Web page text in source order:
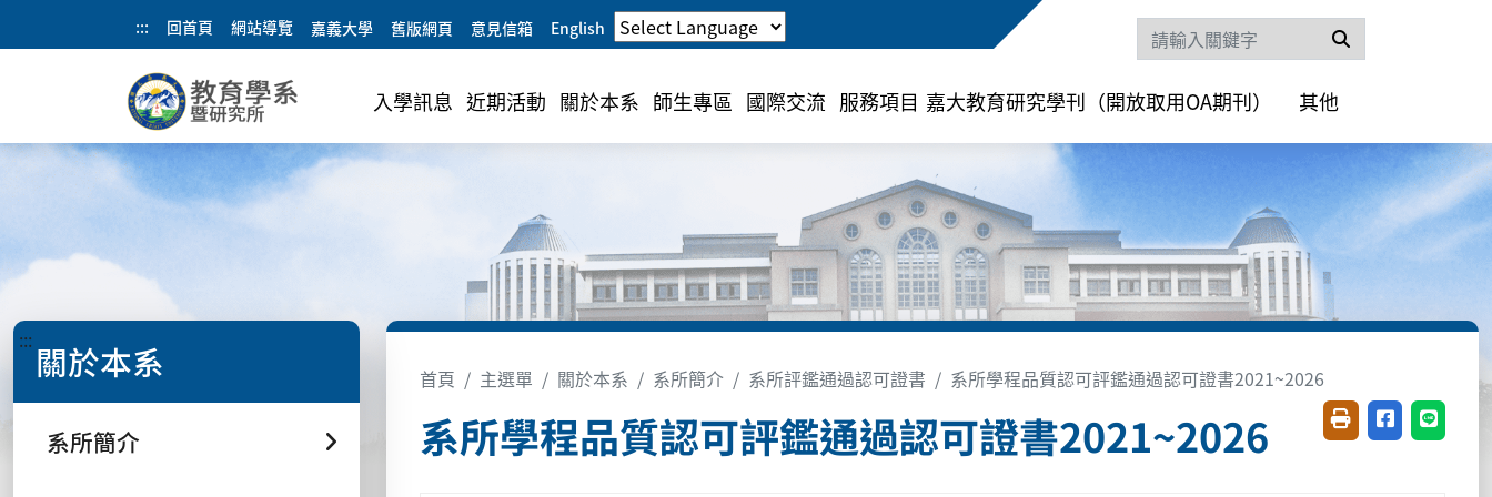
::: 回首頁 網站導覽 嘉義大學 舊版網頁 意見信箱 English
入學訊息 近期活動 關於本系 師生專區 國際交流 服務項目 嘉大教育研究學刊（開放取用OA期刊） 其他
::: 關於本系
系所簡介
首頁 主選單 關於本系 系所簡介 系所評鑑通過認可證書 系所學程品質認可評鑑通過認可證書2021~2026
系所學程品質認可評鑑通過認可證書2021~2026 友善列印(開新視窗)
分享至臉書(
分享至